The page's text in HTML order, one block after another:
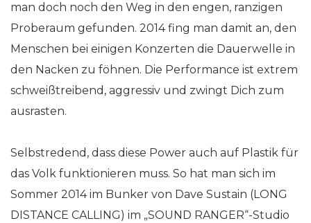
man doch noch den Weg in den engen, ranzigen
Proberaum gefunden. 2014 fing man damit an, den
Menschen bei einigen Konzerten die Dauerwelle in
den Nacken zu föhnen. Die Performance ist extrem
schweißtreibend, aggressiv und zwingt Dich zum
ausrasten.
Selbstredend, dass diese Power auch auf Plastik für
das Volk funktionieren muss. So hat man sich im
Sommer 2014 im Bunker von Dave Sustain (LONG
DISTANCE CALLING) im „SOUND RANGER“-Studio